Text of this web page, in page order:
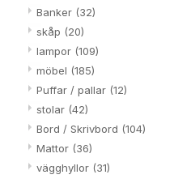
Banker (32)
skåp (20)
lampor (109)
möbel (185)
Puffar / pallar (12)
stolar (42)
Bord / Skrivbord (104)
Mattor (36)
vägghyllor (31)